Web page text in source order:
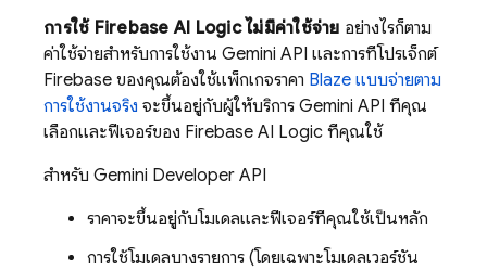
การใช้ Firebase AI Logicไม่มีค่าใช้จ่าย อย่างไรก็ตาม
ค่าใช้จ่ายสำหรับการใช้งาน Gemini API และการที่โปรเจ็กต์
Firebase ของคุณต้องใช้แพ็กเกจราคา Blaze แบบจ่ายตาม
การใช้งานจริง จะขึ้นอยู่กับผู้ให้บริการ Gemini API ที่คุณ
เลือกและฟีเจอร์ของ Firebase AI Logic ที่คุณใช้
สำหรับ Gemini Developer API
ราคาจะขึ้นอยู่กับโมเดลและฟีเจอร์ที่คุณใช้เป็นหลัก
การใช้โมเดลบางรายการ (โดยเฉพาะโมเดลเวอร์ชัน